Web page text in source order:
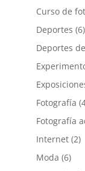
Curso de
Deportes (6)
Deportes
Fotografía
Fotografía
Internet(2)
Moda (6)